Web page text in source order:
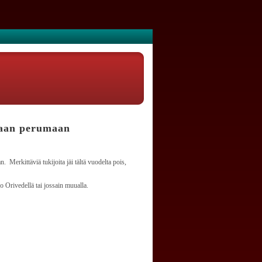
perumaan
Merkittäviä tukijoita jäi tältä vuodelta pois,
Orivedellä tai jossain muualla.